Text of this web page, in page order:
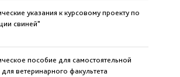
указания к курсовому проекту по
свиней"
пособие для самостоятельной
ветеринарного факультета